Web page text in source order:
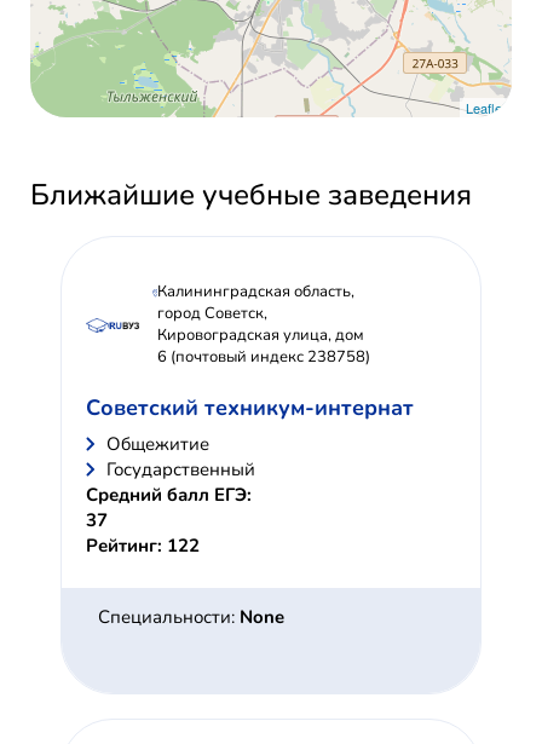
Leaflet
Ближайшие учебные заведения
Калининградская область,
город Советск,
Кировоградская улица, дом
6 (почтовый индекс 238758)
Советский техникум-интернат
Общежитие
Государственный
Средний балл ЕГЭ:
37
Рейтинг: 122
Специальности: None